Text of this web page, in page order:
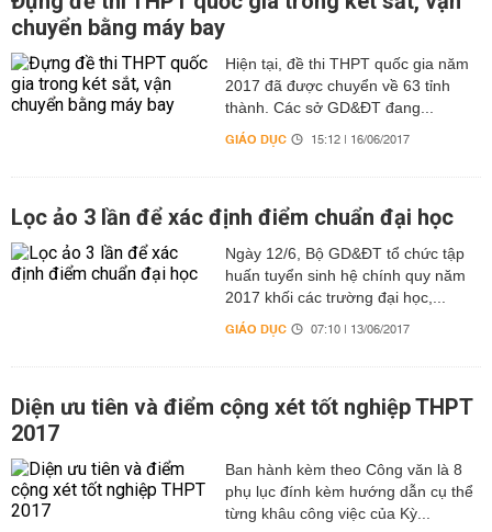
chuyển bằng máy bay
Hiện tại, đề thi THPT quốc gia năm
2017 đã được chuyển về 63 tỉnh
thành. Các sở GD&ĐT đang...
GIÁO DỤC 15:12 | 16/06/2017
Lọc ảo 3 lần để xác định điểm chuẩn đại học
Ngày 12/6, Bộ GD&ĐT tổ chức tập
huấn tuyển sinh hệ chính quy năm
2017 khối các trường đại học,...
GIÁO DỤC 07:10 | 13/06/2017
Diện ưu tiên và điểm cộng xét tốt nghiệp THPT
2017
Ban hành kèm theo Công văn là 8
phụ lục đính kèm hướng dẫn cụ thể
từng khâu công việc của Kỳ...